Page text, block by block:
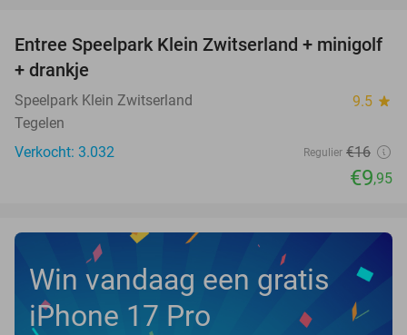
38%
Entree Speelpark Klein Zwitserland + minigolf
+ drankje
Speelpark Klein Zwitserland 9.5 star
Tegelen
Verkocht: 3.032
Regulier €16
€9,95
Win vandaag een gratis
iPhone 17 Pro